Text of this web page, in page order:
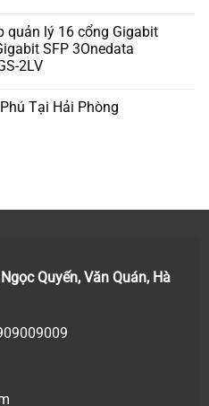
quản lý 16 cổng Gigabit
SFP 3Onedata
2LV
Tại Hải Phòng
Quyến, Văn Quán, Hà